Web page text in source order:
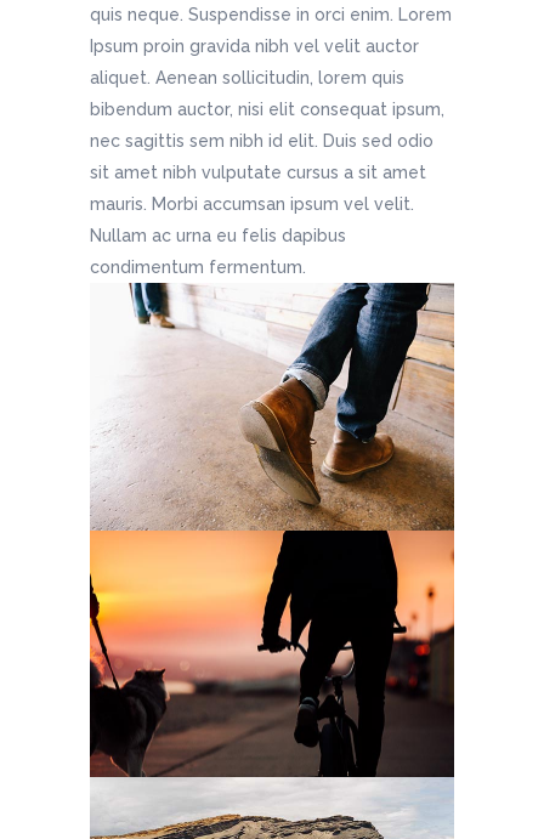
quis neque. Suspendisse in orci enim. Lorem
Ipsum proin gravida nibh vel velit auctor
aliquet. Aenean sollicitudin, lorem quis
bibendum auctor, nisi elit consequat ipsum,
nec sagittis sem nibh id elit. Duis sed odio
sit amet nibh vulputate cursus a sit amet
mauris. Morbi accumsan ipsum vel velit.
Nullam ac urna eu felis dapibus
condimentum fermentum.